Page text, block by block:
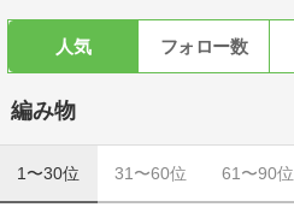
人気 フォロー数
編み物
1〜30位 31〜60位 61〜90位